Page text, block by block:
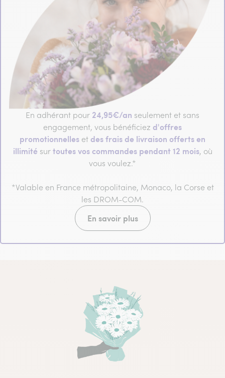
En adhérant pour 24,95€/an seulement et sans
engagement, vous bénéficiez d'offres
promotionnelles et des frais de livraison offerts en
illimité surtoutes vos commandes pendant 12 mois, où
vous voulez.*
*Valable en France métropolitaine, Monaco, la Corse et
les DROM-COM.
En savoir plus